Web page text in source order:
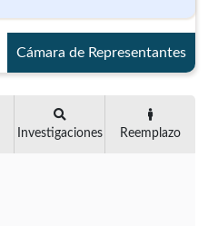
Cámara de Representantes
Investigaciones Reemplazo